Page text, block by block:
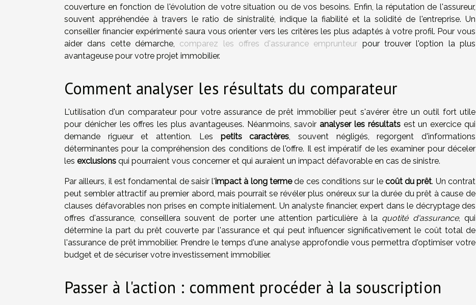
couverture en fonction de l'évolution de votre situation ou de vos besoins. Enfin, la réputation de l'assureur,
souvent appréhendée à travers le ratio de sinistralité, indique la fiabilité et la solidité de l'entreprise. Un
conseiller financier expérimenté saura vous orienter vers les critères les plus adaptés à votre profil. Pour vous
aider dans cette démarche, comparez les offres d'assurance emprunteur pour trouver l'option la plus
avantageuse pour votre projet immobilier.
Comment analyser les résultats du comparateur
L'utilisation d'un comparateur pour votre assurance de prêt immobilier peut s'avérer être un outil fort utile
pour dénicher les offres les plus avantageuses. Néanmoins, savoir analyser les résultatsest un exercice qui
demande rigueur et attention. Les petits caractères , souvent négligés, regorgent d'informations
déterminantes pour la compréhension des conditions de l'offre. Il est impératif de les examiner pour déceler
les exclusions qui pourraient vous concerner et qui auraient un impact défavorable en cas de sinistre.
Par ailleurs, il est fondamental de saisir l'impact à long termede ces conditions sur le coût du prêt. Un contrat
peut sembler attractif au premier abord, mais pourrait se révéler plus onéreux sur la durée du prêt à cause de
clauses défavorables non prises en compte initialement. Un analyste financier, expert dans le décryptage des
offres d'assurance, conseillera souvent de porter une attention particulière à la quotité d'assurance, qui
détermine la part du prêt couverte par l'assurance et qui peut influencer significativement le coût total de
l'assurance de prêt immobilier. Prendre le temps d'une analyse approfondie vous permettra d'optimiser votre
budget et de sécuriser votre investissement immobilier.
Passer à l'action : comment procéder à la souscription